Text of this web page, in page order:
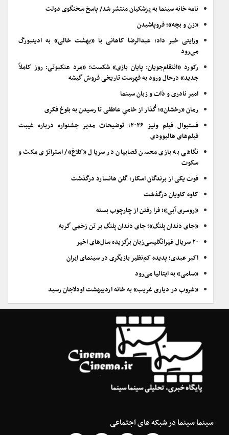
نامه خانه سینما به پزشکیان منتشر شد/ پاسخ سخنگوی دولت
«زن و بچه»؛ فروپاشیدن
ورایتی خبر داد؛ عبدالرضا کاهانی با «بهشت خالی» به ادینبورگ
می‌رود
رکورد «انتقام‌جویان: پایان بازی» شکست؛ «مرد عنکبوتی: روز کاملاً
جدید» درحال ورود به فهرست تاریخی فروش گیشه
امیر نادری و ذات و زبان سینما
رمان «رخشان»؛ گُذار از خامیِ عاطفی تا رسیدن به بلوغ فکری
فستیوال فیلم ونیز ۲۰۲۶؛ توضیحات مدیر جشنواره درباره غیبت
فیلم‌های هالیوودی
نگاهی به بازی محسن قصابیان در سریال «کلاغ»/ استراتژی مکث و
سکوت
فوت یکی از برندگان اسکار؛ گلن هانسارد درگذشت
کاوه کاویان درگذشت
«روسری آبی»؛ فرا رفتن از چارچوب بسته
«جای دندان پلنگ»؛ جای دندان پلنگ بر تن زخمی گربه
۲۰ سریال غیرانگلیسی‌زبان برگزیده سال‌های اخیر
اکبر عبدی؛ پدیده کم‌نظیر بازیگری در سینمای ایران
«سامی» به ایتالیا می‌رود
«غروب در دیاری غریب» به خانه اردیبهشت اودلاجان رسید
سینما سینما در شبکه های اجتماعی